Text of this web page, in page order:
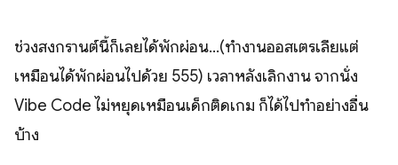
ช่วงสงกรานต์นี้ก็เลยได้พักผ่อน...(ทำงานออสเตรเลียแต่
เหมือนได้พักผ่อนไปด้วย 555) เวลาหลังเลิกงาน จากนั่ง
Vibe Code ไม่หยุดเหมือนเด็กติดเกม ก็ได้ไปทำอย่างอื่น
บ้าง